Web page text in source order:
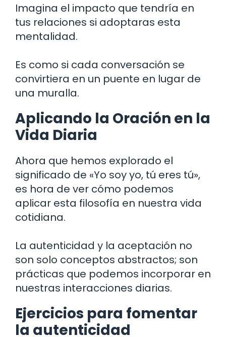
Imagina el impacto que tendría en
tus relaciones si adoptaras esta
mentalidad.
Es como si cada conversación se
convirtiera en un puente en lugar de
una muralla.
Aplicando la Oración en la
Vida Diaria
Ahora que hemos explorado el
significado de «Yo soy yo, tú eres tú»,
es hora de ver cómo podemos
aplicar esta filosofía en nuestra vida
cotidiana.
La autenticidad y la aceptación no
son solo conceptos abstractos; son
prácticas que podemos incorporar en
nuestras interacciones diarias.
Ejercicios para fomentar
la autenticidad